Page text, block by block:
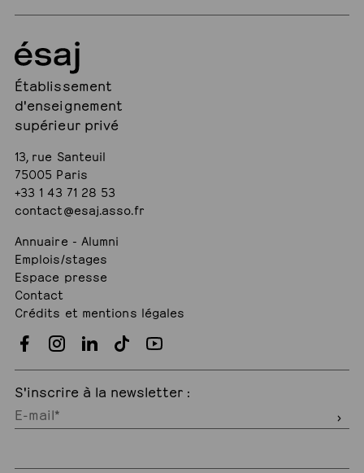
Établissement
d'enseignement
supérieur privé
13, rue Santeuil
75005 Paris
+33 1 43 71 28 53
contact@esaj.asso.fr
Annuaire - Alumni
Emplois/stages
Espace presse
Contact
Crédits et mentions légales
S'inscrire à la newsletter :